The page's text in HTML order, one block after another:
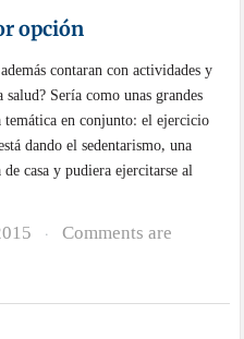
opción
contaran con actividades y
Sería como unas grandes
temática en conjunto: el ejercicio
dando el sedentarismo, una
casa y pudiera ejercitarse al
·
Comments are